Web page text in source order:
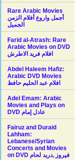
Rare Arabic Movies
أجمل واروع أفلام الزمن
الجميل
Farid al-Atrash: Rare
Arabic Movies on DVD
افلام فريد الاطرش
Abdel Haleem Hafiz:
Arabic DVD Movies
افلام عبد الحليم حافظ
Adel Emam: Arabic
Movies and Plays on
Fairuz and Duraid
Lahham:
Lebanese/Syrian
Concerts and Movies
on DVD فيروز ,دريد لحام